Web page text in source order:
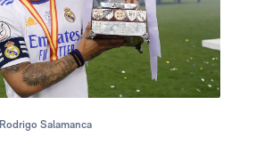
Rodrigo Salamanca